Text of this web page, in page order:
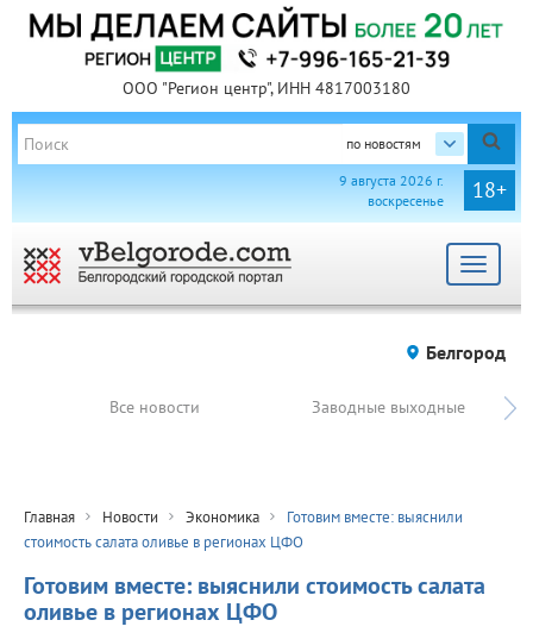
ООО "Регион центр", ИНН 4817003180
по новостям
18+
9 августа 2026 г.
воскресенье
Toggle
Белгород
Все новости Заводные выходные
Главная Новости Экономика
Готовим вместе: выяснили
стоимость салата оливье в регионах ЦФО
Готовим вместе: выяснили стоимость салата
оливье в регионах ЦФО